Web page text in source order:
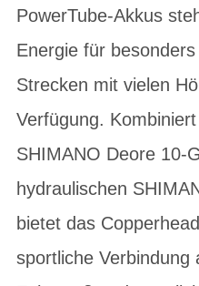
PowerTube-Akkus
Energie für
Strecken mit vielen
Verfügung.
SHIMANO Deore 10-
hydraulischen
bietet das
sportliche Verbindung